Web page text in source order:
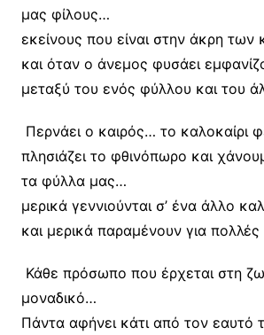
μας φίλους…
εκείνους που είναι στην άκρη των
και όταν ο άνεμος φυσάει
μεταξύ του ενός φύλλου και του
Περνάει ο καιρός… το καλοκαίρι
πλησιάζει το φθινόπωρο και
τα φύλλα μας…
μερικά γεννιούνται σ’ ένα άλλο
και μερικά παραμένουν για
Κάθε πρόσωπο που έρχεται στη
μοναδικό…
Πάντα αφήνει κάτι από τον εαυτό